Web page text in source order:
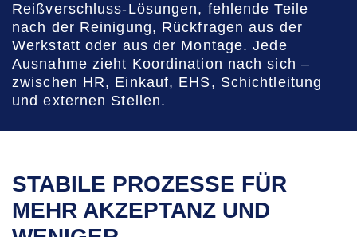
Reißverschluss-Lösungen, fehlende Teile
nach der Reinigung, Rückfragen aus der
Werkstatt oder aus der Montage. Jede
Ausnahme zieht Koordination nach sich –
zwischen HR, Einkauf, EHS, Schichtleitung
und externen Stellen.
STABILE PROZESSE FÜR
MEHR AKZEPTANZ UND